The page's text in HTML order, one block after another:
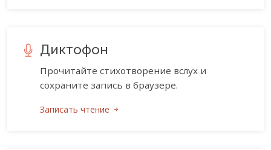
Диктофон
Прочитайте стихотворение вслух и
сохраните запись в браузере.
Записать чтение